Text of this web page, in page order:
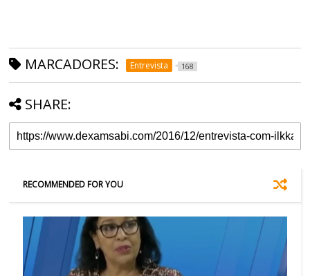
MARCADORES: Entrevista 168
SHARE:
RECOMMENDED FOR YOU